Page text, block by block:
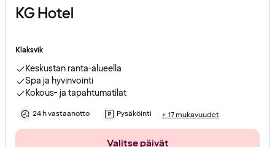
KG Hotel
Klaksvik
Keskustan ranta-alueella
Spa ja hyvinvointi
Kokous- ja tapahtumatilat
24 h vastaanotto Pysäköinti + 17 mukavuudet
Valitse päivät